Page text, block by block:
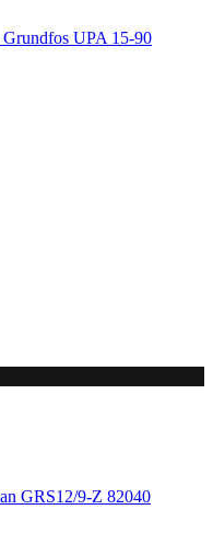
UPA 15-90
GRS12/9-Z 82040